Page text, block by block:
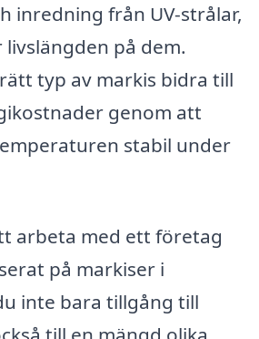
inredning från UV-strålar,
på dem.
typ av markis bidra till
genom att
stabil under
arbeta med ett företag
på markiser i
inte bara tillgång till